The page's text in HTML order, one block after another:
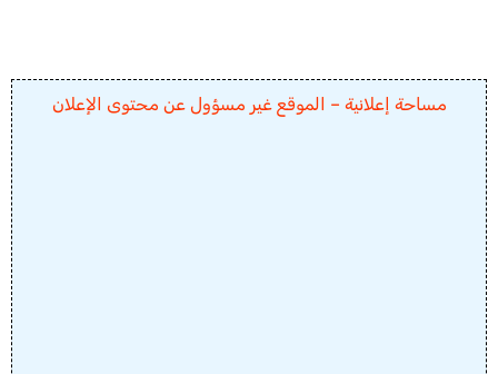
مساحة إعلانية – الموقع غير مسؤول عن محتوى الإعلان